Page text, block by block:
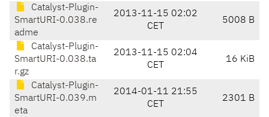
Catalyst-Plugin-
SmartURI-0.038.re
adme
2013-11-15 02:02
CET
5008 B
Catalyst-Plugin-
SmartURI-0.038.ta
r.gz
2013-11-15 02:04
CET
16 KiB
Catalyst-Plugin-
SmartURI-0.039.m
eta
2014-01-11 21:55
CET
2301 B